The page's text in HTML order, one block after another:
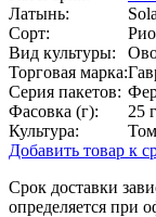
Латынь:
Сорт:
Вид культуры:
Торговая марка:
Серия пакетов:
Фасовка (г):
25 г
Культура:
Добавить товар к
Срок доставки
определяется при